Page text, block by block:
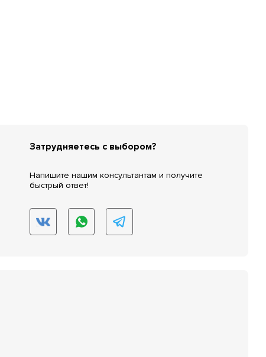
Затрудняетесь с выбором?
Напишите нашим консультантам и получите
быстрый ответ!